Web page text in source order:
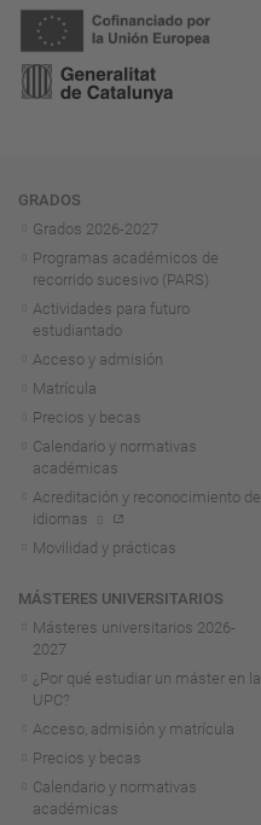
Navegación
GRADOS
Grados 2026-2027
Programas académicos de
recorrido sucesivo (PARS)
Actividades para futuro
estudiantado
Acceso y admisión
Matrícula
Precios y becas
Calendario y normativas
académicas
Acreditación y reconocimiento de
idiomas
Movilidad y prácticas
MÁSTERES UNIVERSITARIOS
Másteres universitarios 2026-
2027
¿Por qué estudiar un máster en la
UPC?
Acceso, admisión y matrícula
Precios y becas
Calendario y normativas
académicas